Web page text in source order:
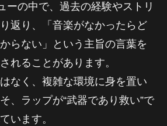
ーの中で、過去の経験やストリ
返り、「音楽がなかったらど
らない」という主旨の言葉を
れることがあります。
なく、複雑な環境に身を置い
、ラップが“武器であり救い”で
います。